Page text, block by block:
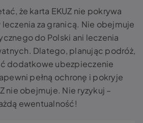
że karta EKUZ nie pokrywa
za granicą. Nie obejmuje
do Polski ani leczenia
Dlatego, planując podróż,
dodatkowe ubezpieczenie
pełną ochronę i pokryje
nie obejmuje. Nie ryzykuj –
ewentualność!